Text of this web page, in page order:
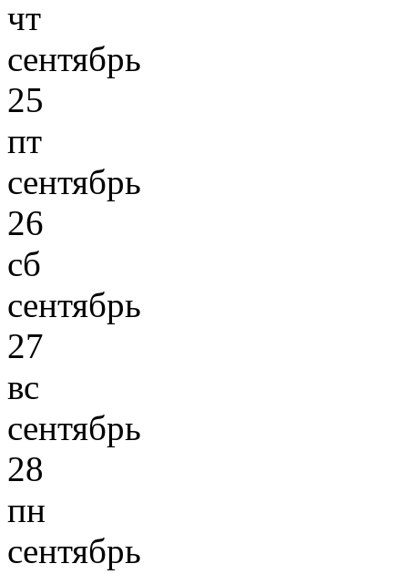
чт
сентябрь
25
пт
сентябрь
26
сб
сентябрь
27
вс
сентябрь
28
пн
сентябрь